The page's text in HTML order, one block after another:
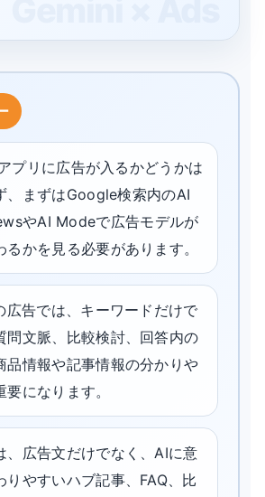
プリに広告が入るかどうかは
、まずはGoogle検索内のAI
やAI Modeで広告モデルが
るかを見る必要があります。
広告では、キーワードだけで
問文脈、比較検討、回答内の
品情報や記事情報の分かりや
要になります。
、広告文だけでなく、AIに意
りやすいハブ記事、FAQ、比